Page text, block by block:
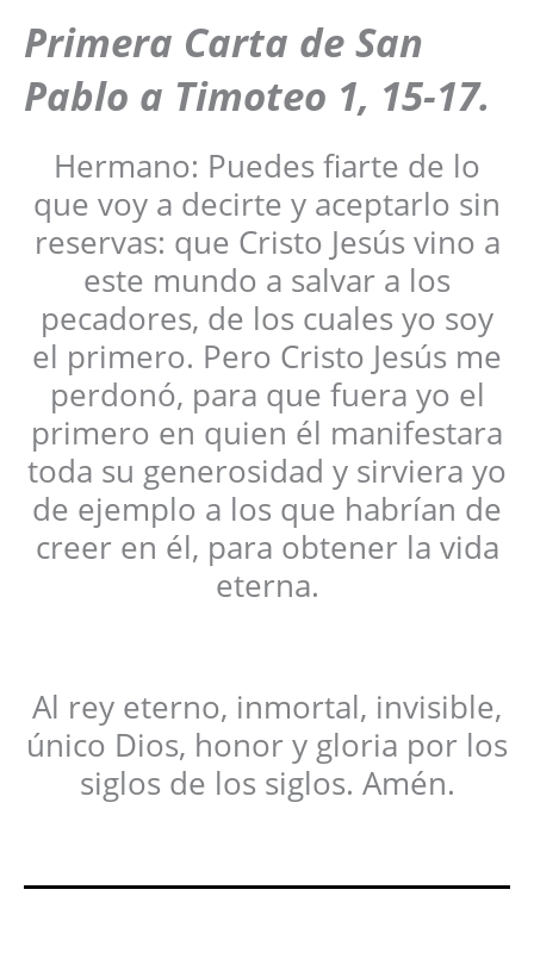
Primera Carta de San
Pablo a Timoteo 1, 15-17.
Hermano: Puedes fiarte de lo
que voy a decirte y aceptarlo sin
reservas: que Cristo Jesús vino a
este mundo a salvar a los
pecadores, de los cuales yo soy
el primero. Pero Cristo Jesús me
perdonó, para que fuera yo el
primero en quien él manifestara
toda su generosidad y sirviera yo
de ejemplo a los que habrían de
creer en él, para obtener la vida
eterna.
Al rey eterno, inmortal, invisible,
único Dios, honor y gloria por los
siglos de los siglos. Amén.